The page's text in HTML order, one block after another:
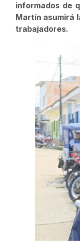
informados de
Martín asumirá
trabajadores.